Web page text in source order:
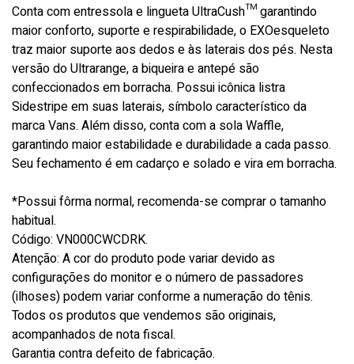
Conta com entressola e lingueta UltraCush™ garantindo
maior conforto, suporte e respirabilidade, o EXOesqueleto
traz maior suporte aos dedos e às laterais dos pés. Nesta
versão do Ultrarange, a biqueira e antepé são
confeccionados em borracha. Possui icônica listra
Sidestripe em suas laterais, símbolo característico da
marca Vans. Além disso, conta com a sola Waffle,
garantindo maior estabilidade e durabilidade a cada passo.
Seu fechamento é em cadarço e solado e vira em borracha.
*Possui fôrma normal, recomenda-se comprar o tamanho
habitual.
Código: VN000CWCDRK.
Atenção: A cor do produto pode variar devido as
configurações do monitor e o número de passadores
(ilhoses) podem variar conforme a numeração do tênis.
Todos os produtos que vendemos são originais,
acompanhados de nota fiscal.
Garantia contra defeito de fabricação.